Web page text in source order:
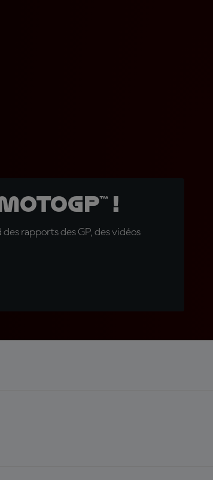
!
rapports des GP, des vidéos